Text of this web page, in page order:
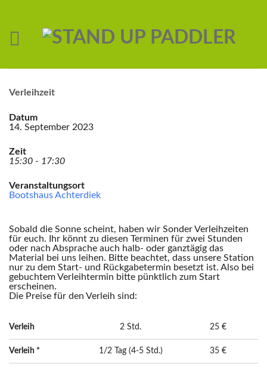
Verleihzeit
Datum
14. September 2023
Zeit
15:30 - 17:30
Veranstaltungsort
Bootshaus Achterdiek
Sobald die Sonne scheint, haben wir Sonder Verleihzeiten
für euch. Ihr könnt zu diesen Terminen für zwei Stunden
oder nach Absprache auch halb- oder ganztägig das
Material bei uns leihen. Bitte beachtet, dass unsere Station
nur zu dem Start- und Rückgabetermin besetzt ist. Also bei
gebuchtem Verleihtermin bitte pünktlich zum Start
erscheinen.
Die Preise für den Verleih sind:
Verleih 2 Std. 25 €
Verleih * 1/2 Tag (4-5 Std.) 35 €